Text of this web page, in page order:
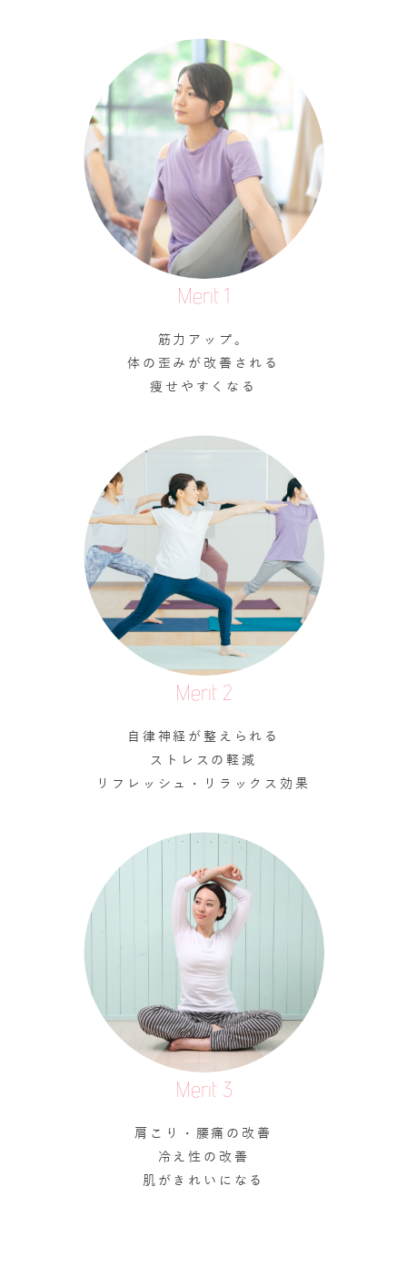
Merit 1
筋力アップ。
体の歪みが改善される
痩せやすくなる
Merit 2
自律神経が整えられる
ストレスの軽減
リフレッシュ・リラックス効果
Merit 3
肩こり・腰痛の改善
冷え性の改善
肌がきれいになる